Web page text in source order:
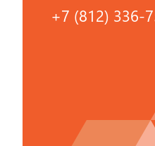
+7 (812) 336-